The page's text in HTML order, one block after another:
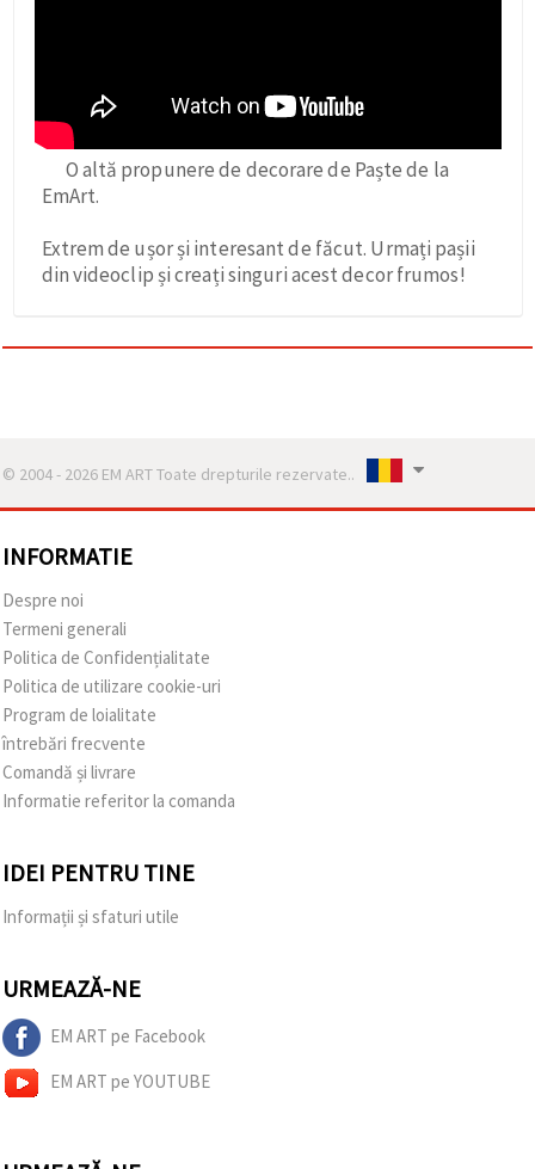
O altă propunere de decorare de Paște de la
EmArt.
Extrem de ușor și interesant de făcut. Urmați pașii
din videoclip și creați singuri acest decor frumos!
© 2004 - 2026 EM ART Toate drepturile rezervate..
INFORMATIE
Despre noi
Termeni generali
Politica de Confidențialitate
Politica de utilizare cookie-uri
Program de loialitate
întrebări frecvente
Comandă și livrare
Informatie referitor la comanda
IDEI PENTRU TINE
Informații și sfaturi utile
URMEAZĂ-NE
EM ART pe Facebook
EM ART pe YOUTUBE